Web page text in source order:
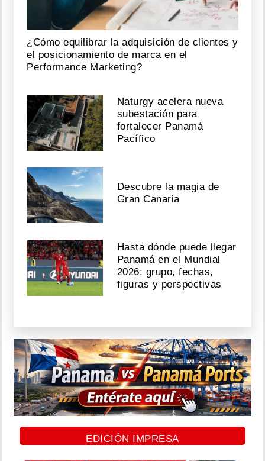
¿Cómo equilibrar la adquisición de clientes y
el posicionamiento de marca en el
Performance Marketing?
Naturgy acelera nueva
subestación para
fortalecer Panamá
Pacífico
Descubre la magia de
Gran Canaria
Hasta dónde puede llegar
Panamá en el Mundial
2026: grupo, fechas,
figuras y perspectivas
EDICIÓN IMPRESA